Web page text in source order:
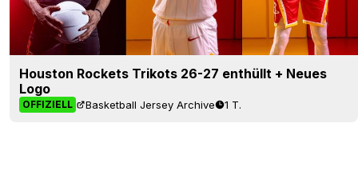
Houston Rockets Trikots 26-27 enthüllt + Neues
Logo
OFFIZIELL Basketball Jersey Archive 1 T.